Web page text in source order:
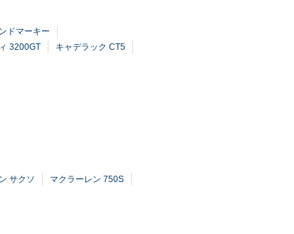
ドマーキー
3200GT
キャデラック CT5
サクソ
マクラーレン 750S